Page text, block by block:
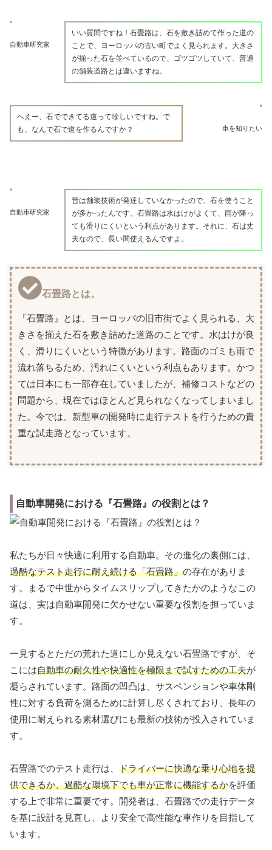
自動車研究家
いい質問ですね！石畳路は、石を敷き詰めて作った道の
ことで、ヨーロッパの古い町でよく見られます。大きさ
が揃った石を並べているので、ゴツゴツしていて、普通
の舗装道路とは違いますね。
車を知りたい
へえー、石でできてる道って珍しいですね。で
も、なんで石で道を作るんですか？
自動車研究家
昔は舗装技術が発達していなかったので、石を使うこと
が多かったんです。石畳路は水はけがよくて、雨が降っ
ても滑りにくいという利点があります。それに、石は丈
夫なので、長い間使えるんですよ。
石畳路とは。
『石畳路』とは、ヨーロッパの旧市街でよく見られる、大
きさを揃えた石を敷き詰めた道路のことです。水はけが良
く、滑りにくいという特徴があります。路面のゴミも雨で
流れ落ちるため、汚れにくいという利点もあります。かつ
ては日本にも一部存在していましたが、補修コストなどの
問題から、現在ではほとんど見られなくなってしまいまし
た。今では、新型車の開発時に走行テストを行うための貴
重な試走路となっています。
自動車開発における『石畳路』の役割とは？
私たちが日々快適に利用する自動車。その進化の裏側には、
過酷なテスト走行に耐え続ける「石畳路」の存在がありま
す。まるで中世からタイムスリップしてきたかのようなこの
道は、実は自動車開発に欠かせない重要な役割を担っていま
す。
一見するとただの荒れた道にしか見えない石畳路ですが、そ
こには自動車の耐久性や快適性を極限まで試すための工夫が
凝らされています。路面の凹凸は、サスペンションや車体剛
性に対する負荷を測るために計算し尽くされており、長年の
使用に耐えられる素材選びにも最新の技術が投入されていま
す。
石畳路でのテスト走行は、 ドライバーに快適な乗り心地を提
供できるか、過酷な環境下でも車が正常に機能するかを評価
する上で非常に重要です。開発者は、石畳路での走行データ
を基に設計を見直し、より安全で高性能な車作りを目指して
います。